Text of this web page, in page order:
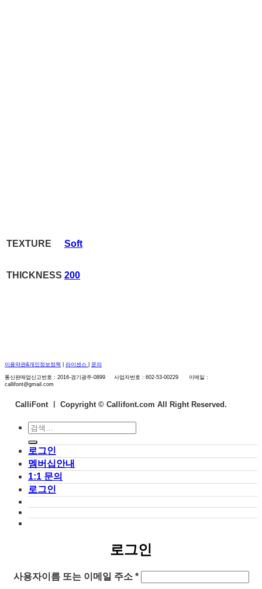
TEXTURE Soft
THICKNESS 200
이용약관&개인정보정책 라이센스 문의
통신판매업신고번호 : 2016-경기광주-0899 사업자번호 : 602-53-00229 이메일 :
callifont@gmail.com
CalliFont ㅣ Copyright © Callifont.com All Right Reserved.
검
색:
로그인
멤버십안내
1:1 문의
로그인
로그인
사용자이름 또는 이메일 주소 *필